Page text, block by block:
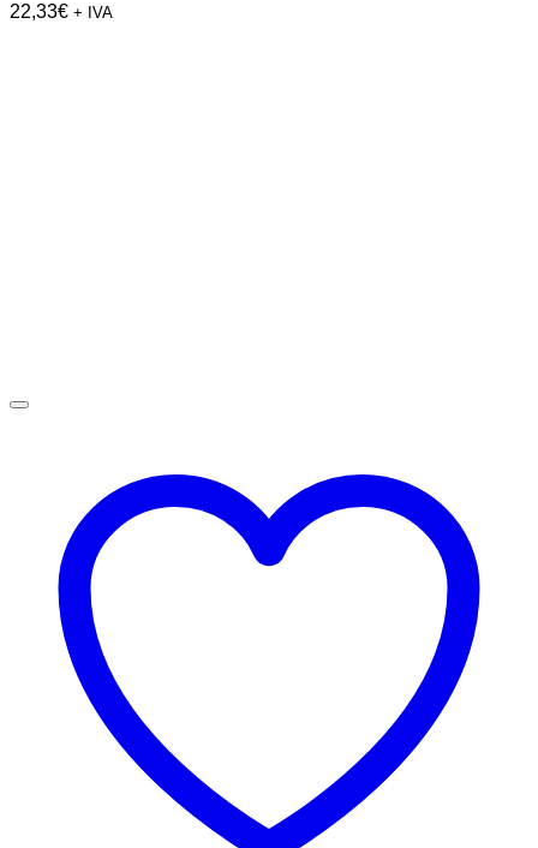
22,33€ + IVA